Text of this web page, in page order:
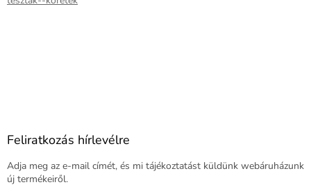
Feliratkozás hírlevélre
Adja meg az e-mail címét, és mi tájékoztatást küldünk webáruházunk
új termékeiről.